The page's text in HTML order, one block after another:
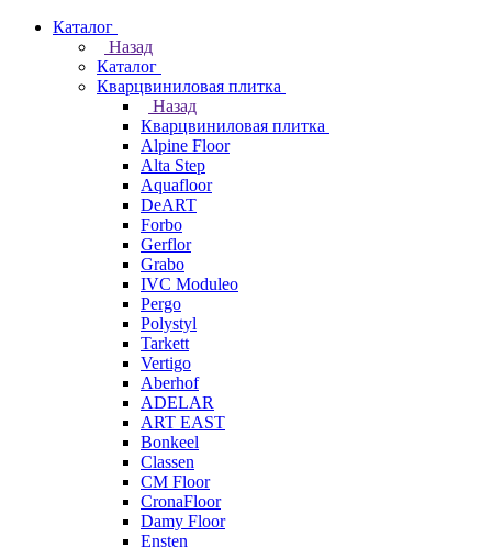
Каталог
Назад
Каталог
Кварцвиниловая плитка
Назад
Кварцвиниловая плитка
Alpine Floor
Alta Step
Aquafloor
DeART
Forbo
Gerflor
Grabo
IVC Moduleo
Pergo
Polystyl
Tarkett
Vertigo
Aberhof
ADELAR
ART EAST
Bonkeel
Classen
CM Floor
CronaFloor
Damy Floor
Ensten